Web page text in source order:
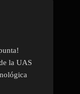
la UAS